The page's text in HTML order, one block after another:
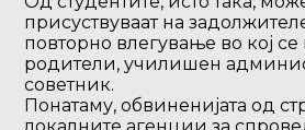
присуствуваат на
повторно влегување во кој
родители, училишен
советник.
Понатаму, обвиненијата од